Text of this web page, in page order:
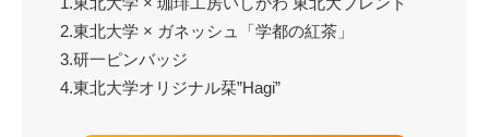
2.東北大学 × ガネッシュ「学都の紅茶」
3.研一ピンバッジ
4.東北大学オリジナル栞”Hagi”